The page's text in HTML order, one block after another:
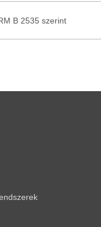
B 2535 szerint